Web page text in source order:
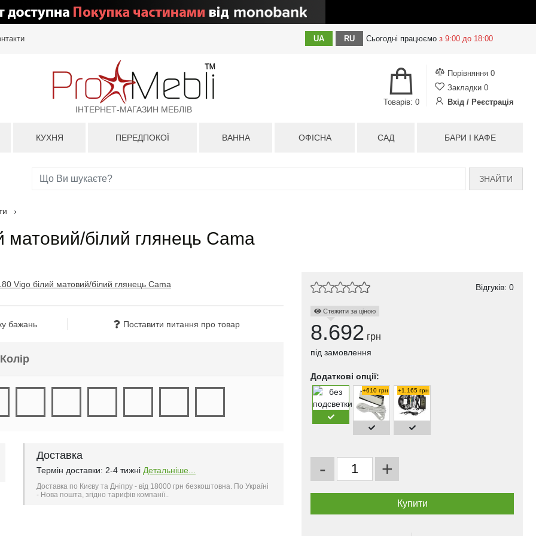
UA RU Сьогодні працюємо з 9:00 до 18:00
ІНТЕРНЕТ-МАГАЗИН МЕБЛІВ
Порівняння 0
Закладки 0
Вхід / Реєстрація
Товарів: 0
КУХНЯ ПЕРЕДПОКОЇ ВАННА ОФІСНА САД БАРИ І КАФЕ
ЗНАЙТИ
›
матовий/білий глянець Cama
бажань Поставити питання про товар
Колір
Доставка
Термін доставки: 2-4 тижні Детальніше...
Доставка по Києву та Дніпру - від 18000 грн безкоштовна. По Україні
- Нова пошта, згідно тарифів компанії..
Відгуків: 0
Стежити за ціною
8.692 грн
під замовлення
Додаткові опції:
+610 грн +1.165 грн
- +